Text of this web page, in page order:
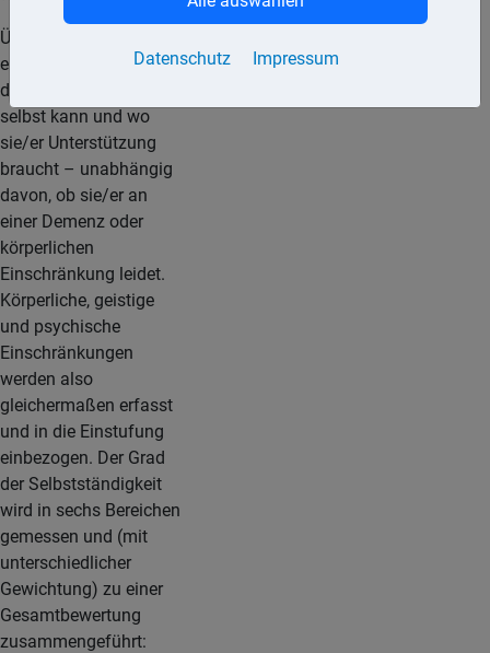
Über die Leistungshöhe
entscheidet, was
die/der Betroffene noch
selbst kann und wo
sie/er Unterstützung
braucht – unabhängig
davon, ob sie/er an
einer Demenz oder
körperlichen
Einschränkung leidet.
Körperliche, geistige
und psychische
Einschränkungen
werden also
gleichermaßen erfasst
und in die Einstufung
einbezogen. Der Grad
der Selbstständigkeit
wird in sechs Bereichen
gemessen und (mit
unterschiedlicher
Gewichtung) zu einer
Gesamtbewertung
zusammengeführt:
Datenschutz Impressum